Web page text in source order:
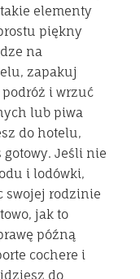
elementy
piękny
na
zapakuj
i wrzuć
lub piwa
do hotelu,
gotowy. Jeśli nie
i lodówki,
swojej rodzinie
jak to
późną
cochere i
do